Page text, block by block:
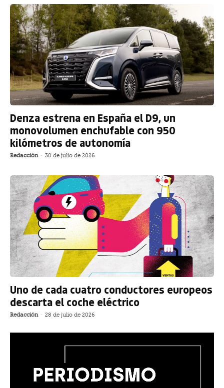
Denza estrena en España el D9, un
monovolumen enchufable con 950
kilómetros de autonomía
Redacción - 30 de julio de 2026
Uno de cada cuatro conductores europeos
descarta el coche eléctrico
Redacción - 28 de julio de 2026